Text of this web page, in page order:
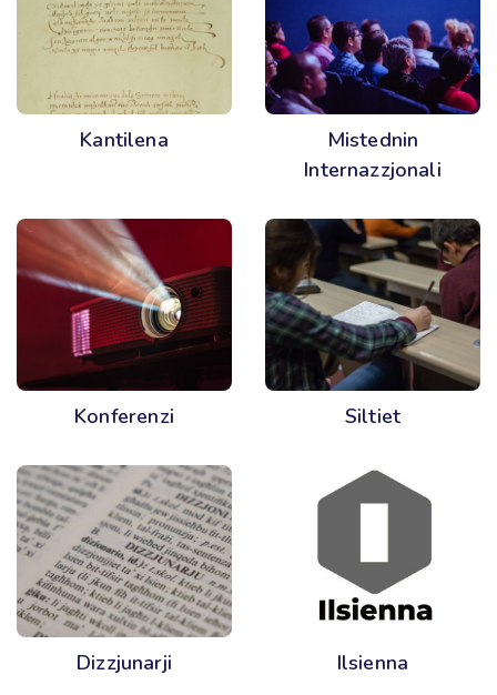
Kantilena
Mistednin
Internazzjonali
Konferenzi Siltiet
Dizzjunarji Ilsienna